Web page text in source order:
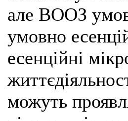
але ВООЗ
умовно
есенційні
можуть